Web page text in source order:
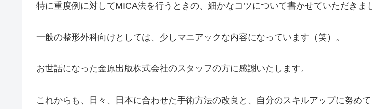
特に重度例に対してMICA法を行うときの、細かなコツについて書かせていただきま
一般の整形外科向けとしては、少しマニアックな内容になっています（笑）。
お世話になった金原出版株式会社のスタッフの方に感謝いたします。
これからも、日々、日本に合わせた手術方法の改良と、自分のスキルアップに努め